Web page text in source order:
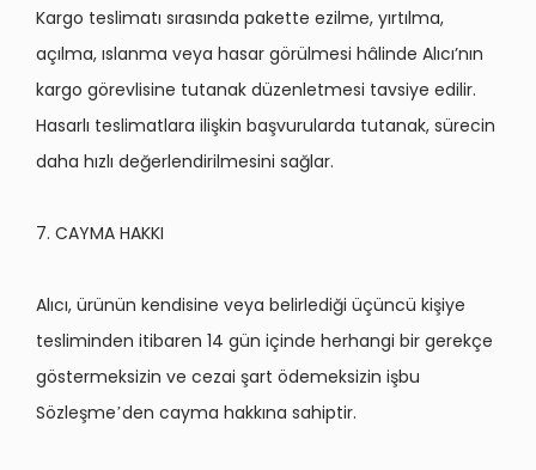
Kargo teslimatı sırasında pakette ezilme, yırtılma,
açılma, ıslanma veya hasar görülmesi hâlinde Alıcı’nın
kargo görevlisine tutanak düzenletmesi tavsiye edilir.
Hasarlı teslimatlara ilişkin başvurularda tutanak, sürecin
daha hızlı değerlendirilmesini sağlar.
7. CAYMA HAKKI
Alıcı, ürünün kendisine veya belirlediği üçüncü kişiye
tesliminden itibaren 14 gün içinde herhangi bir gerekçe
göstermeksizin ve cezai şart ödemeksizin işbu
Sözleşme’den cayma hakkına sahiptir.